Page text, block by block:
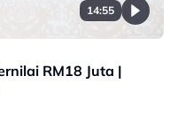
14:55
RM18 Juta |